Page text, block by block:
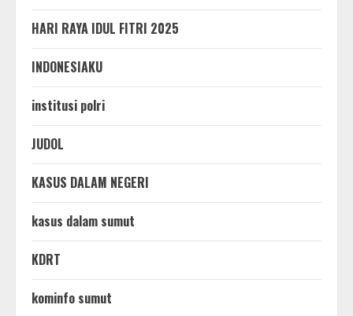
HARI RAYA IDUL FITRI 2025
INDONESIAKU
institusi polri
JUDOL
KASUS DALAM NEGERI
kasus dalam sumut
KDRT
kominfo sumut